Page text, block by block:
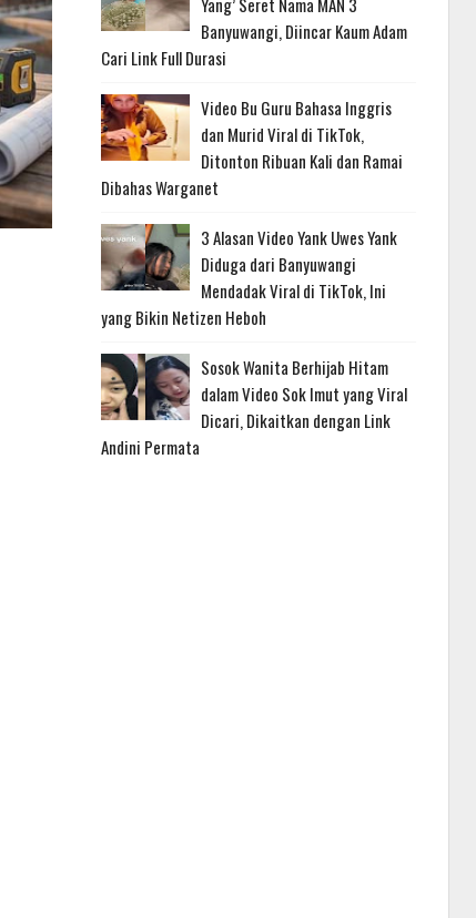
Banyuwangi, Diincar Kaum Adam
Cari Link Full Durasi
Video Bu Guru Bahasa Inggris
dan Murid Viral di TikTok,
Ditonton Ribuan Kali dan Ramai
Dibahas Warganet
3 Alasan Video Yank Uwes Yank
Diduga dari Banyuwangi
Mendadak Viral di TikTok, Ini
yang Bikin Netizen Heboh
Sosok Wanita Berhijab Hitam
dalam Video Sok Imut yang Viral
Dicari, Dikaitkan dengan Link
Andini Permata